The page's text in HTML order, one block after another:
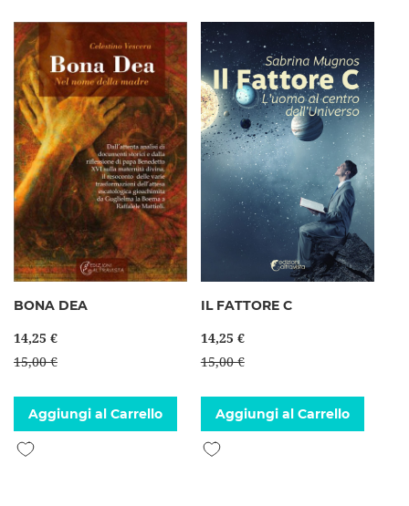
BONA DEA
14,25 €
15,00 €
Aggiungi al Carrello
Aggiungi alla lista desideri
IL FATTORE C
14,25 €
15,00 €
Aggiungi al Carrello
Aggiungi alla lista desideri